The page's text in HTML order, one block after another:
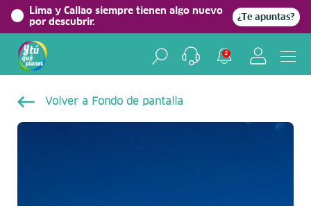
Lima y Callao siempre tienen algo nuevo
por descubrir.
¿Te apuntas?
2
Volver a Fondo de pantalla